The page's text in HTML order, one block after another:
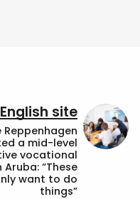
English site
a mid-level
vocational
“These
want to do
things”